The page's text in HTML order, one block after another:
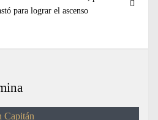
para lograr el ascenso
Capitán